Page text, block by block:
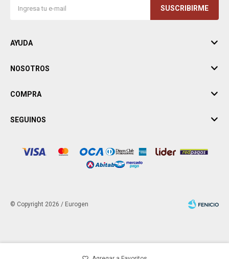
SUSCRIBIRME
AYUDA
NOSOTROS
COMPRA
SEGUINOS
© Copyright 2026 / Eurogen